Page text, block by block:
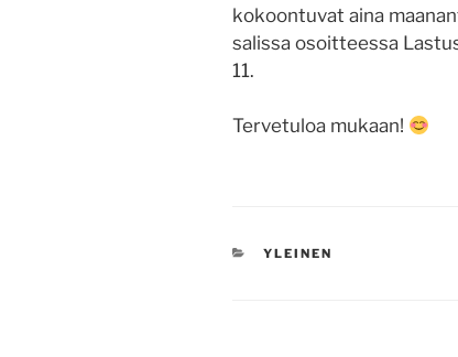
kokoontuvat aina
salissa osoitteessa
11.
Tervetuloa mukaan!
KATEGORIAT
YLEINEN